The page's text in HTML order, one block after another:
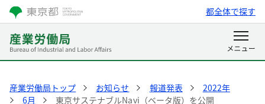
都全体で探す
産業労働局トップ お知らせ 報道発表
2022年
6月
東京サステナブルNavi（ベータ版）を公開